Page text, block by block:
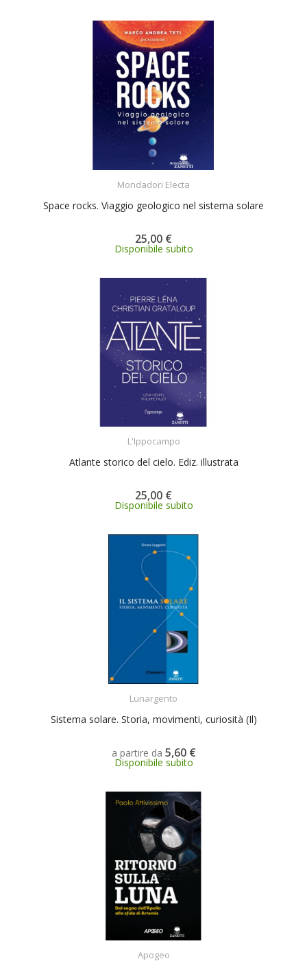
Mondadori Electa
Space rocks. Viaggio geologico nel sistema solare
25,00 €
Disponibile subito
L'Ippocampo
Atlante storico del cielo. Ediz. illustrata
25,00 €
Disponibile subito
Lunargento
Sistema solare. Storia, movimenti, curiosità (Il)
a partire da 5,60 €
Disponibile subito
Apogeo